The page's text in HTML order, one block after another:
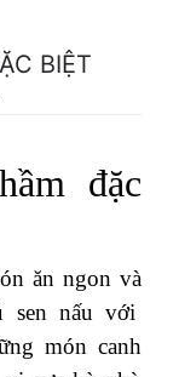
BIỆT
đặc
ăn ngon và
sen nấu với
món canh